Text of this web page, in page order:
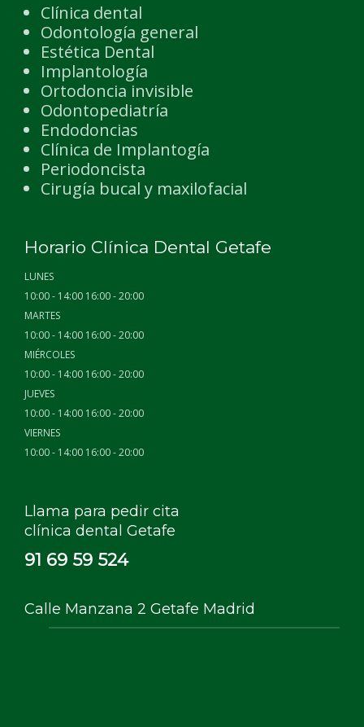
Clínica dental
Odontología general
Estética Dental
Implantología
Ortodoncia invisible
Odontopediatría
Endodoncias
Clínica de Implantogía
Periodoncista
Cirugía bucal y maxilofacial
Horario Clínica Dental Getafe
LUNES
10:00 - 14:00 16:00 - 20:00
MARTES
10:00 - 14:00 16:00 - 20:00
MIÉRCOLES
10:00 - 14:00 16:00 - 20:00
JUEVES
10:00 - 14:00 16:00 - 20:00
VIERNES
10:00 - 14:00 16:00 - 20:00
Llama para pedir cita
clínica dental Getafe
91 69 59 524
Calle Manzana 2 Getafe Madrid